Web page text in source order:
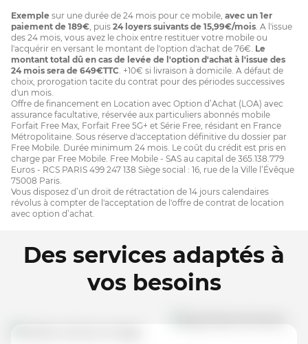
Exemple sur une durée de 24 mois pour ce mobile, avec un 1er
paiement de 189€ , puis 24 loyers suivants de 15,99€/mois . A l'issue
des 24 mois, vous avez le choix entre restituer votre mobile ou
l'acquérir en versant le montant de l'option d'achat de 76€. Le
montant total dû en cas de levée de l'option d'achat à l'issue des
24 mois sera de 649€TTC . +10€ si livraison à domicile. A défaut de
choix, prorogation tacite du contrat pour des périodes successives
d'un mois.
Offre de financement en Location avec Option d’Achat (LOA) avec
assurance facultative, réservée aux particuliers abonnés mobile
Forfait Free Max, Forfait Free 5G+ et Série Free, résidant en France
Métropolitaine. Sous réserve d'acceptation définitive du dossier par
Free Mobile. Durée minimum 24 mois. Le coût du crédit est pris en
charge par Free Mobile. Free Mobile - SAS au capital de 365.138.779
Euros - RCS PARIS 499 247 138 Siège social : 16, rue de la Ville l’Évêque
75008 Paris.
Vous disposez d’un droit de rétractation de 14 jours calendaires
révolus à compter de l'acceptation de l'offre de contrat de location
avec option d’achat.
Des services adaptés à
vos besoins